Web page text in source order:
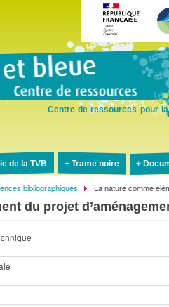
Centre de ressources pour
de la TVB Trame noire
bibliographiques La nature comme
du projet